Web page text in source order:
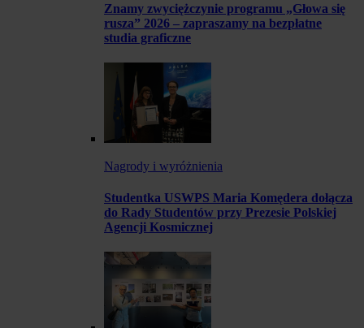
Znamy zwyciężczynie programu „Głowa się
rusza” 2026 – zapraszamy na bezpłatne
studia graficzne
Nagrody i wyróżnienia
Studentka USWPS Maria Komędera dołącza
do Rady Studentów przy Prezesie Polskiej
Agencji Kosmicznej